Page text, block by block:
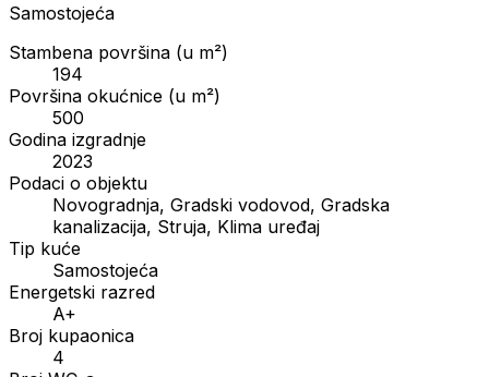
Samostojeća
Stambena površina (u m²)
194
Površina okućnice (u m²)
500
Godina izgradnje
2023
Podaci o objektu
Novogradnja, Gradski vodovod, Gradska
kanalizacija, Struja, Klima uređaj
Tip kuće
Samostojeća
Energetski razred
A+
Broj kupaonica
4